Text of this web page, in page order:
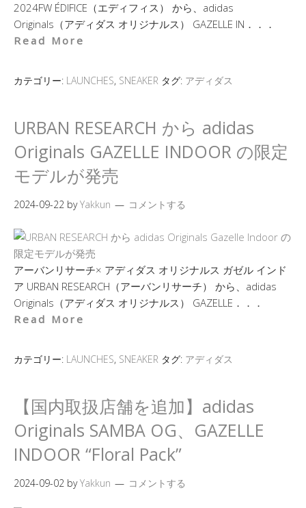
2024FW ÉDIFICE（エディフィス） から、adidas
Originals（アディダス オリジナルス） GAZELLE IN．．．
Read More
カテゴリー: LAUNCHES, SNEAKER タグ: アディダス
URBAN RESEARCH から adidas
Originals GAZELLE INDOOR の限定
モデルが発売
2024-09-22 byYakkun コメントする
アーバンリサーチ× アディダス オリジナルス ガゼル インド
ア URBAN RESEARCH（アーバンリサーチ） から、adidas
Originals（アディダス オリジナルス） GAZELLE．．．
Read More
カテゴリー: LAUNCHES, SNEAKER タグ: アディダス
【国内取扱店舗を追加】adidas
Originals SAMBA OG、GAZELLE
INDOOR “Floral Pack”
2024-09-02 byYakkun コメントする